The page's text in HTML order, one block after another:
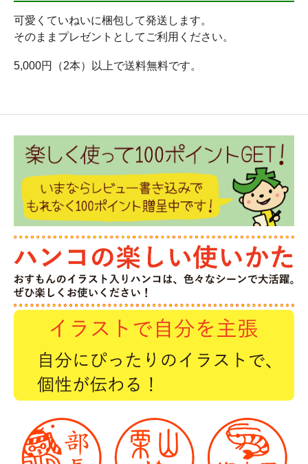
可愛くていねいに梱包して発送します。
そのままプレゼントとしてご利用ください。
5,000円（2本）以上で送料無料です。